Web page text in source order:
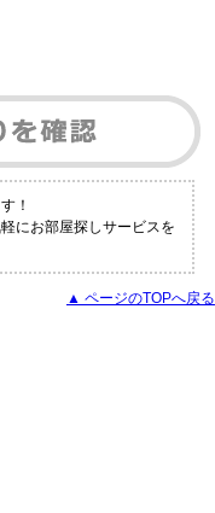
！
にお部屋探しサービスを
▲ ページのTOPへ戻る